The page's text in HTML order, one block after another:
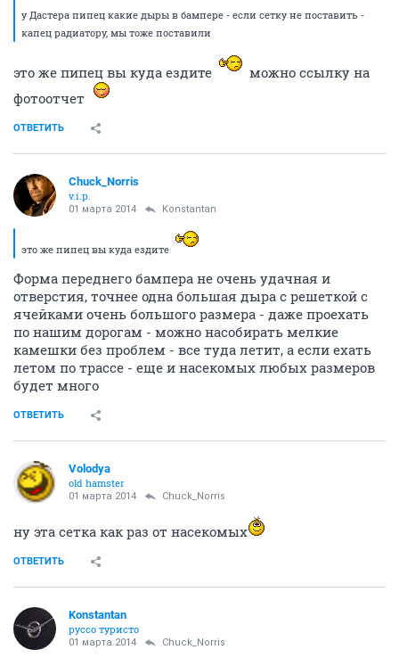
у Дастера пипец какие дыры в бампере - если сетку не поставить -
капец радиатору, мы тоже поставили
это же пипец вы куда ездите
можно ссылку на
фотоотчет
ОТВЕТИТЬ
Chuck_Norris
v.i.p.
01 марта 2014 Konstantan
это же пипец вы куда ездите
Форма переднего бампера не очень удачная и
отверстия, точнее одна большая дыра с решеткой с
ячейками очень большого размера - даже проехать
по нашим дорогам - можно насобирать мелкие
камешки без проблем - все туда летит, а если ехать
летом по трассе - еще и насекомых любых размеров
будет много
ОТВЕТИТЬ
Volodya
old hamster
01 марта 2014 Chuck_Norris
ну эта сетка как раз от насекомых
ОТВЕТИТЬ
Konstantan
руссо туристо
01 марта 2014 Chuck_Norris